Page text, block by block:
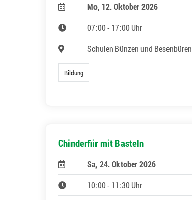
Mo, 12. Oktober 2026
07:00 - 17:00 Uhr
Schulen Bünzen und Besenbüren
Bildung
Chinderfiir mit Basteln
Sa, 24. Oktober 2026
10:00 - 11:30 Uhr